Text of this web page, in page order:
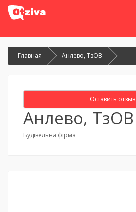
Главная Анлево, ТзОВ
Оставить отзыв
Анлево, ТзОВ
Будівельна фірма